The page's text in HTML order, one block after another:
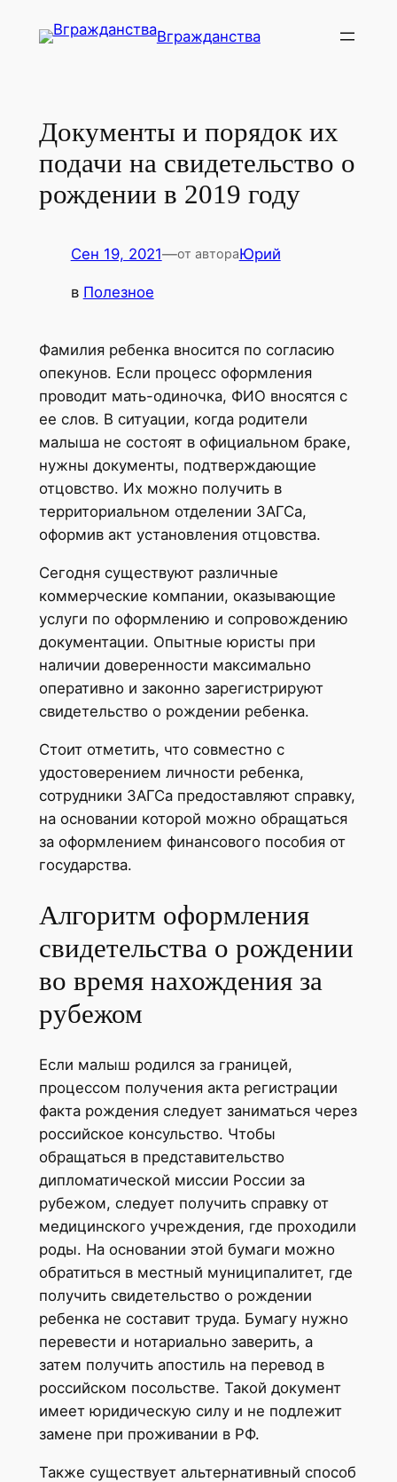
Вгражданства
Документы и порядок их
подачи на свидетельство о
рождении в 2019 году
Сен 19, 2021—от автораЮрий
в Полезное
Фамилия ребенка вносится по согласию
опекунов. Если процесс оформления
проводит мать-одиночка, ФИО вносятся с
ее слов. В ситуации, когда родители
малыша не состоят в официальном браке,
нужны документы, подтверждающие
отцовство. Их можно получить в
территориальном отделении ЗАГСа,
оформив акт установления отцовства.
Сегодня существуют различные
коммерческие компании, оказывающие
услуги по оформлению и сопровождению
документации. Опытные юристы при
наличии доверенности максимально
оперативно и законно зарегистрируют
свидетельство о рождении ребенка.
Стоит отметить, что совместно с
удостоверением личности ребенка,
сотрудники ЗАГСа предоставляют справку,
на основании которой можно обращаться
за оформлением финансового пособия от
государства.
Алгоритм оформления
свидетельства о рождении
во время нахождения за
рубежом
Если малыш родился за границей,
процессом получения акта регистрации
факта рождения следует заниматься через
российское консульство. Чтобы
обращаться в представительство
дипломатической миссии России за
рубежом, следует получить справку от
медицинского учреждения, где проходили
роды. На основании этой бумаги можно
обратиться в местный муниципалитет, где
получить свидетельство о рождении
ребенка не составит труда. Бумагу нужно
перевести и нотариально заверить, а
затем получить апостиль на перевод в
российском посольстве. Такой документ
имеет юридическую силу и не подлежит
замене при проживании в РФ.
Также существует альтернативный способ